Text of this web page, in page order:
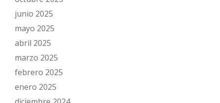
junio 2025
mayo 2025
abril 2025
marzo 2025
febrero 2025
enero 2025